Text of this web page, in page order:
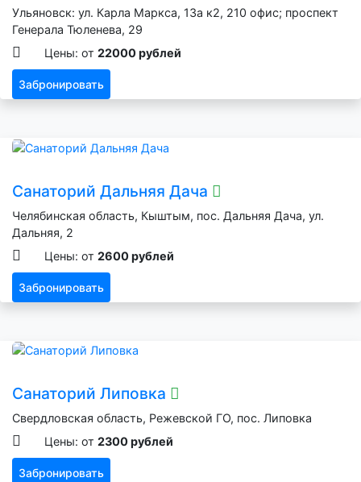
Ульяновск: ул. Карла Маркса, 13а к2, 210 офис; проспект
Генерала Тюленева, 29
Цены: от 22000 рублей
Забронировать
Санаторий Дальняя Дача
Челябинская область, Кыштым, пос. Дальняя Дача, ул.
Дальняя, 2
Цены: от 2600 рублей
Забронировать
Санаторий Липовка
Свердловская область, Режевской ГО, пос. Липовка
Цены: от 2300 рублей
Забронировать